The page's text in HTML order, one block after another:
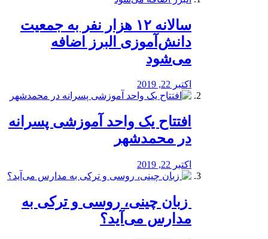
️سالانه ۱۲ هزار نفر به جمعیت
دانش‌آموزی البرز اضافه
می‌شود
اکتبر 22, 2019
افتتاح یک واحد آموزشی پسرانه
در محمدشهر
اکتبر 22, 2019
️ زبان چینی، روسی و ترکی به
مدارس می‌آید؟